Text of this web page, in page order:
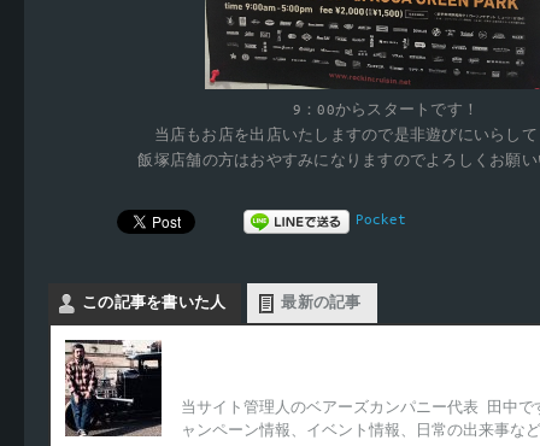
9：00からスタートです！
当店もお店を出店いたしますので是非遊びにいらし
飯塚店舗の方はおやすみになりますのでよろしくお願
Pocket
この記事を書いた人 最新の記事
当サイト管理人のベアーズカンパニー代表 田中
ャンペーン情報、イベント情報、日常の出来事な